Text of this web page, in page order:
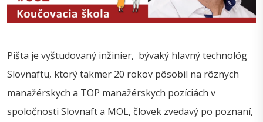
Pišta je vyštudovaný inžinier, bývaký hlavný technológ
Slovnaftu, ktorý takmer 20 rokov pôsobil na rôznych
manažérskych a TOP manažérskych pozíciách v
spoločnosti Slovnaft a MOL, človek zvedavý po poznaní,